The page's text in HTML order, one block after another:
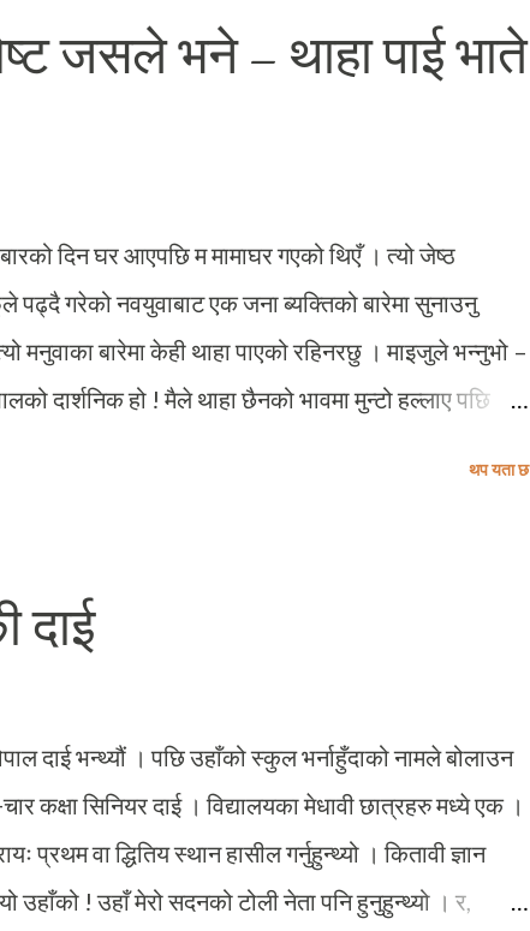
हो, मैले सुनेको मान्छेहरुले यसै भन्थे ! त्यस्तै विराट ललाट उहाँको
बोगटी सरको ! म जान्दिनँ विराट ललाट भएकै कारण उहाँको
बोगटी सर भाग्यमा विश्वास गर्नु हुन्थेन । किनकी उहाँ
जसले भने – थाहा पाई भाते
दिन घर आएपछि म मामाघर गएको थिएँ । त्यो जेष्ठ
पढ्दै गरेको नवयुवाबाट एक जना ब्यक्तिको बारेमा सुनाउनु
मनुवाका बारेमा केही थाहा पाएको रहिनरछु । माइजुले भन्नुभो –
दार्शनिक हो ! मैले थाहा छैनको भावमा मुन्टो हल्लाए पछि
– रुपचन्द्र विष्ट त्यस्तो मान्छे, जसले हरेक गलत कृत्यको विरोध
थियो र उनी त्यो “महाडाँकातन्त्र”को विरोधमा
पार्न उद्यत मण्डलेहरुको कुरुप तस्वीरलाई बाहिर ल्याउने
थप यता छ
दाई
दाई भन्थ्यौं । पछि उहाँको स्कुल भर्नाहुँदाको नामले बोलाउन
कक्षा सिनियर दाई । विद्यालयका मेधावी छात्रहरु मध्ये एक ।
प्रथम वा द्धितिय स्थान हासील गर्नुहुन्थ्यो । कितावी ज्ञान
उहाँको ! उहाँ मेरो सदनको टोली नेता पनि हुनुहुन्थ्यो । र,